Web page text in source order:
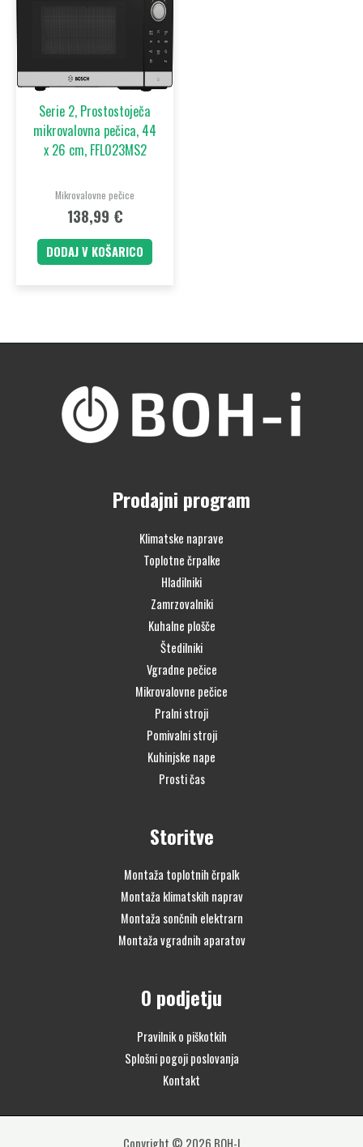
Serie 2, Prostostoječa
mikrovalovna pečica, 44
x 26 cm, FFL023MS2
Mikrovalovne pečice
138,99 €
DODAJ V KOŠARICO
Prodajni program
Klimatske naprave
Toplotne črpalke
Hladilniki
Zamrzovalniki
Kuhalne plošče
Štedilniki
Vgradne pečice
Mikrovalovne pečice
Pralni stroji
Pomivalni stroji
Kuhinjske nape
Prosti čas
Storitve
Montaža toplotnih črpalk
Montaža klimatskih naprav
Montaža sončnih elektrarn
Montaža vgradnih aparatov
O podjetju
Pravilnik o piškotkih
Splošni pogoji poslovanja
Kontakt
Copyright © 2026 BOH-I